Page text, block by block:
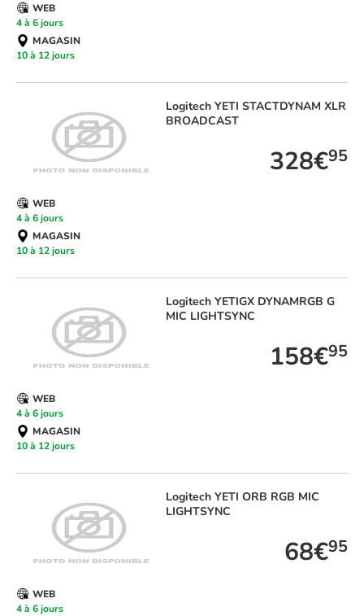
WEB
4 à 6 jours
MAGASIN
10 à 12 jours
Logitech YETI STACTDYNAM XLR
BROADCAST
328€95
WEB
4 à 6 jours
MAGASIN
10 à 12 jours
Logitech YETIGX DYNAMRGB G
MIC LIGHTSYNC
158€95
WEB
4 à 6 jours
MAGASIN
10 à 12 jours
Logitech YETI ORB RGB MIC
LIGHTSYNC
68€95
WEB
4 à 6 jours